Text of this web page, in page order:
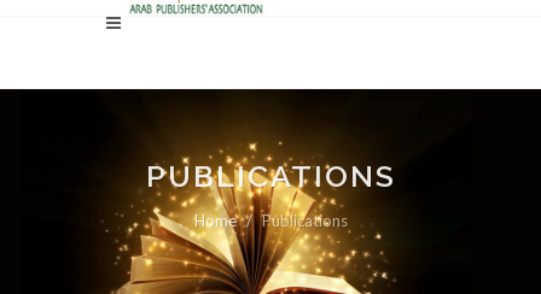
PUBLICATIONS
Home Publications